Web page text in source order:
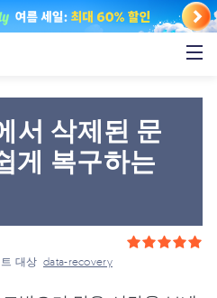
서 삭제된 문
게 복구하는
트 대상data-recovery